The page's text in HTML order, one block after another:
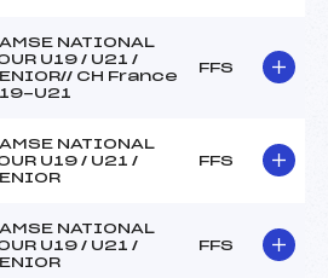
NATIONAL
U19 / U21 /
CH France
U21
FFS
NATIONAL
U19 / U21 /
FFS
NATIONAL
U19 / U21 /
FFS